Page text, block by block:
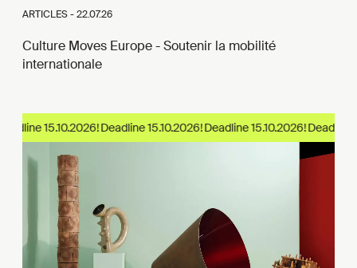
ARTICLES -22.07.26
Culture Moves Europe - Soutenir la mobilité
internationale
15.10.2026!